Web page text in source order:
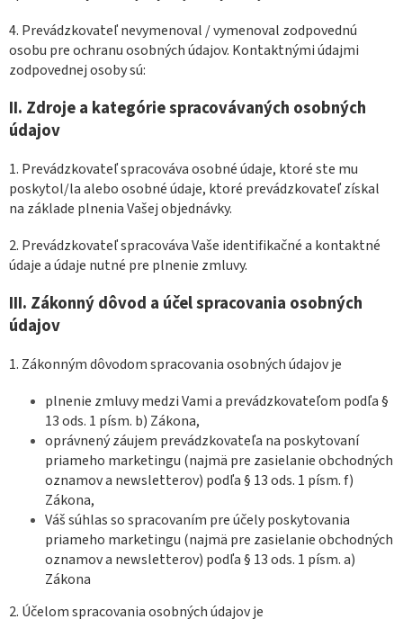
4. Prevádzkovateľ nevymenoval / vymenoval zodpovednú
osobu pre ochranu osobných údajov. Kontaktnými údajmi
zodpovednej osoby sú:
II. Zdroje a kategórie spracovávaných osobných
údajov
1. Prevádzkovateľ spracováva osobné údaje, ktoré ste mu
poskytol/la alebo osobné údaje, ktoré prevádzkovateľ získal
na základe plnenia Vašej objednávky.
2. Prevádzkovateľ spracováva Vaše identifikačné a kontaktné
údaje a údaje nutné pre plnenie zmluvy.
III. Zákonný dôvod a účel spracovania osobných
údajov
1. Zákonným dôvodom spracovania osobných údajov je
plnenie zmluvy medzi Vami a prevádzkovateľom podľa §
13 ods. 1 písm. b) Zákona,
oprávnený záujem prevádzkovateľa na poskytovaní
priameho marketingu (najmä pre zasielanie obchodných
oznamov a newsletterov) podľa § 13 ods. 1 písm. f)
Zákona,
Váš súhlas so spracovaním pre účely poskytovania
priameho marketingu (najmä pre zasielanie obchodných
oznamov a newsletterov) podľa § 13 ods. 1 písm. a)
Zákona
2. Účelom spracovania osobných údajov je